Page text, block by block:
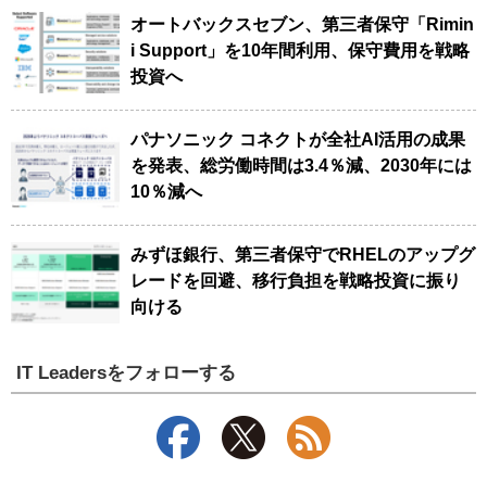
オートバックスセブン、第三者保守「Rimin
i Support」を10年間利用、保守費用を戦略
投資へ
パナソニック コネクトが全社AI活用の成果
を発表、総労働時間は3.4％減、2030年には
10％減へ
みずほ銀行、第三者保守でRHELのアップグ
レードを回避、移行負担を戦略投資に振り
向ける
IT Leadersをフォローする